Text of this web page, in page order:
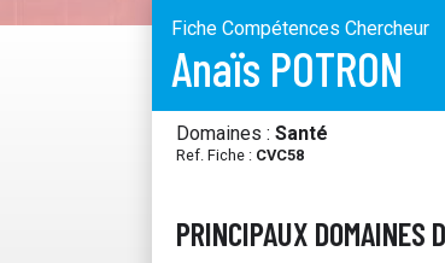
Fiche Compétences Chercheur
Anaïs POTRON
Domaines : Santé
Ref. Fiche : CVC58
PRINCIPAUX DOMAINES